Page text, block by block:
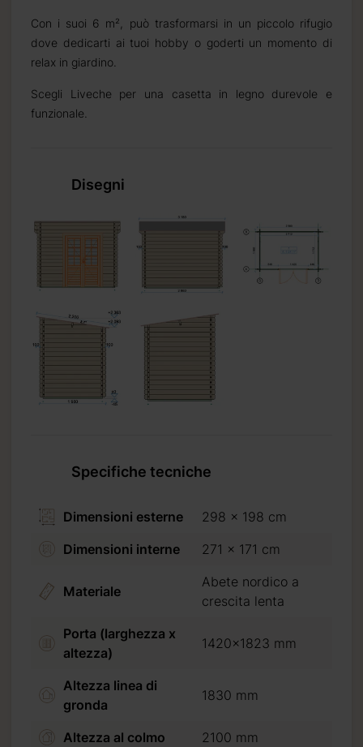
Con i suoi 6 m², può trasformarsi in un piccolo rifugio
dove dedicarti ai tuoi hobby o goderti un momento di
relax in giardino.
Scegli Liveche per una casetta in legno durevole e
funzionale.
Disegni
Specifiche tecniche
Dimensioni esterne
298 x 198 cm
Dimensioni interne
271 x 171 cm
Materiale
Abete nordico a
crescita lenta
Porta (larghezza x
altezza)
1420x1823 mm
Altezza linea di
gronda
1830 mm
Altezza al colmo
2100 mm